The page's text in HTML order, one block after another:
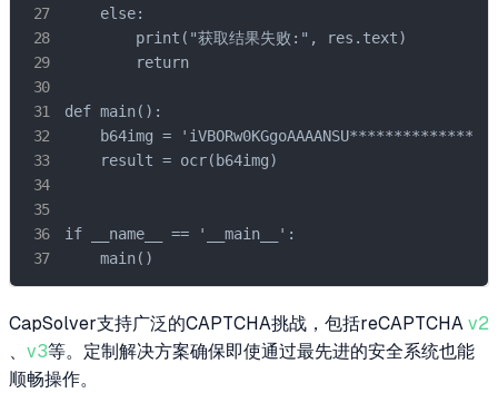
    else:
        print("获取结果失败:", res.text)
        return
def main():
b64img =
    result = ocr(b64img)
if __name__ == '__main__':
    main()
CapSolver支持广泛的CAPTCHA挑战，包括reCAPTCHA v2
、 v3等。定制解决方案确保即使通过最先进的安全系统也能
顺畅操作。